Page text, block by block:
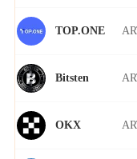
TOP.ONE
Bitsten
OKX